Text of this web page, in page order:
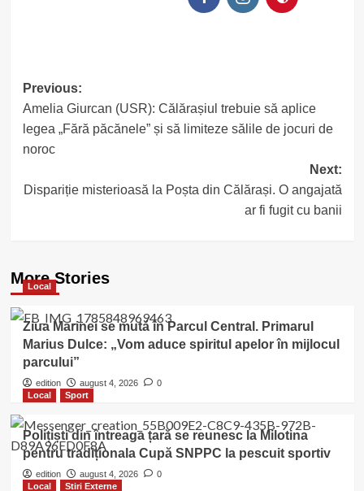
Post
navigation
Previous:
Amelia Giurcan (USR): Călărașiul trebuie să aplice
legea „Fără păcănele” și să limiteze sălile de jocuri de
noroc
Next:
Dispariție misterioasă la Poșta din Călărași. O angajată
ar fi fugit cu banii
More Stories
Local
Ziua Marinei se mută în Parcul Central. Primarul
Marius Dulce: „Vom aduce spiritul apelor în mijlocul
parcului”
edition august 4, 2026
0
Local
Sport
Polițiști din întreaga țară se reunesc la Milotina
pentru tradiționala Cupă SNPPC la pescuit sportiv
edition august 4, 2026
0
Local
Stiri Externe